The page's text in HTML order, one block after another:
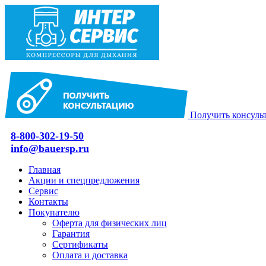
Получить
8-800-302-19-50
info@bauersp.ru
Главная
Акции и спецпредложения
Сервис
Контакты
Покупателю
Оферта для физических лиц
Гарантия
Сертификаты
Оплата и доставка